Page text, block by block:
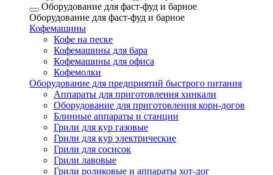
Оборудование для фаст-фуд и барное
Оборудование для фаст-фуд и барное
Кофемашины
Кофе на песке
Кофемашины для бара
Кофемашины для офиса
Кофемолки
Оборудование для предприятий быстрого питания
Аппараты для приготовления хинкали
Оборудование для приготовления корн-догов
Блинные аппараты и станции
Грили для кур газовые
Грили для кур электрические
Грили для сосисок
Грили лавовые
Грили роликовые и аппараты хот-дог